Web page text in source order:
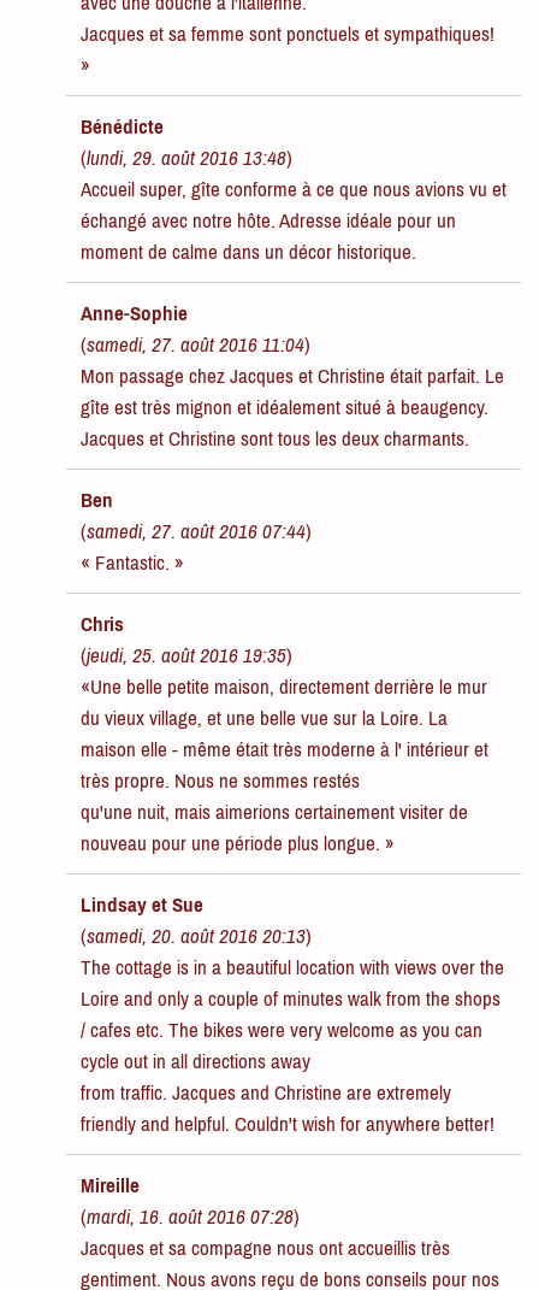
Jacques et sa femme sont ponctuels et sympathiques!
»
Bénédicte
(lundi, 29. août 2016 13:48)
Accueil super, gîte conforme à ce que nous avions vu et
échangé avec notre hôte. Adresse idéale pour un
moment de calme dans un décor historique.
Anne-Sophie
(samedi, 27. août 2016 11:04)
Mon passage chez Jacques et Christine était parfait. Le
gîte est très mignon et idéalement situé à beaugency.
Jacques et Christine sont tous les deux charmants.
Ben
(samedi, 27. août 2016 07:44)
« Fantastic. »
Chris
(jeudi, 25. août 2016 19:35)
«Une belle petite maison, directement derrière le mur
du vieux village, et une belle vue sur la Loire. La
maison elle - même était très moderne à l' intérieur et
très propre. Nous ne sommes restés
qu'une nuit, mais aimerions certainement visiter de
nouveau pour une période plus longue. »
Lindsay et Sue
(samedi, 20. août 2016 20:13)
The cottage is in a beautiful location with views over the
Loire and only a couple of minutes walk from the shops
/ cafes etc. The bikes were very welcome as you can
cycle out in all directions away
from traffic. Jacques and Christine are extremely
friendly and helpful. Couldn't wish for anywhere better!
Mireille
(mardi, 16. août 2016 07:28)
Jacques et sa compagne nous ont accueillis très
gentiment. Nous avons reçu de bons conseils pour nos